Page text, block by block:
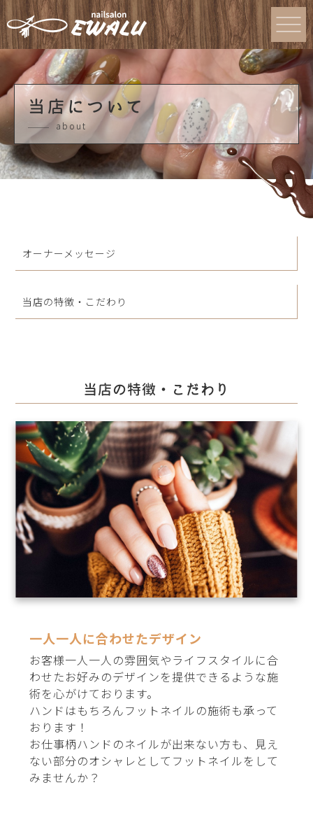
当店について
about
オーナーメッセージ
当店の特徴・こだわり
当店の特徴・こだわり
一人一人に合わせたデザイン
お客様一人一人の雰囲気やライフスタイルに合
わせたお好みのデザインを提供できるような施
術を心がけております。
ハンドはもちろんフットネイルの施術も承って
おります！
お仕事柄ハンドのネイルが出来ない方も、見え
ない部分のオシャレとしてフットネイルをして
みませんか？